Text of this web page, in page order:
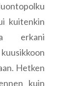
kuitenkin
erkani
Hetken
kuin